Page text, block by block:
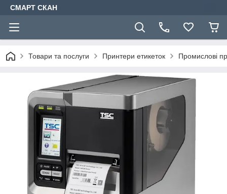
СМАРТ СКАН
Товари та послуги Принтери етикеток Промислові